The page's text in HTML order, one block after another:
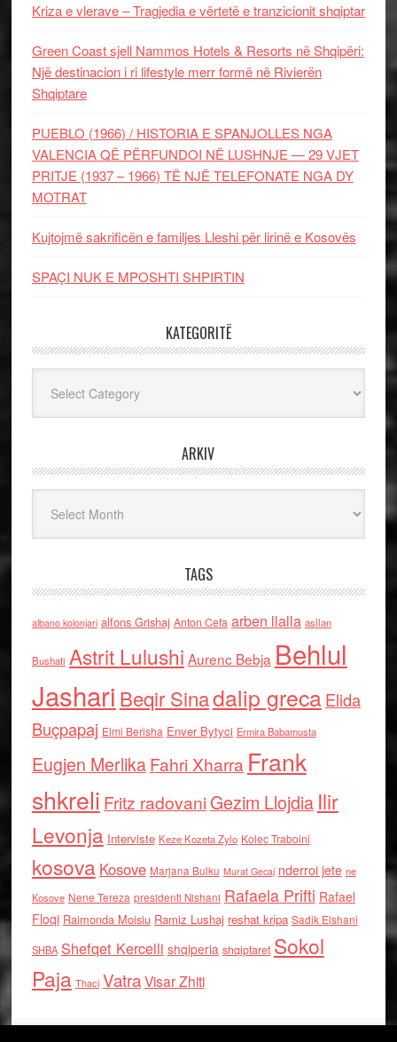
Kriza e vlerave – Tragjedia e vërtetë e tranzicionit shqiptar
Green Coast sjell Nammos Hotels & Resorts në Shqipëri:
Një destinacion i ri lifestyle merr formë në Rivierën
Shqiptare
PUEBLO (1966) / HISTORIA E SPANJOLLES NGA
VALENCIA QË PËRFUNDOI NË LUSHNJE — 29 VJET
PRITJE (1937 – 1966) TË NJË TELEFONATE NGA DY
MOTRAT
Kujtojmë sakrificën e familjes Lleshi për lirinë e Kosovës
SPAÇI NUK E MPOSHTI SHPIRTIN
KATEGORITË
ARKIV
TAGS
albano kolonjari alfons Grishaj Anton Cefa arben llalla asllan
Bushati Astrit Lulushi Aurenc Bebja Behlul
Jashari Beqir Sinadalip grecaElida
Buçpapaj Elmi Berisha Enver Bytyci Ermira Babamusta
Eugjen MerlikaFahri Xharra Frank
shkreli Fritz radovaniGezim Llojdia Ilir
Levonja Interviste Keze Kozeta Zylo Kolec Traboini
kosova Kosove Marjana Bulku Murat Gecaj nderroi jete ne
Kosove Nene Tereza presidenti Nishani Rafaela Prifti Rafael
Floqi Raimonda Moisiu Ramiz Lushaj reshat kripa Sadik Elshani
SHBA Shefqet Kercelli shqiperia shqiptaret Sokol
Paja Thaci VatraVisar Zhiti